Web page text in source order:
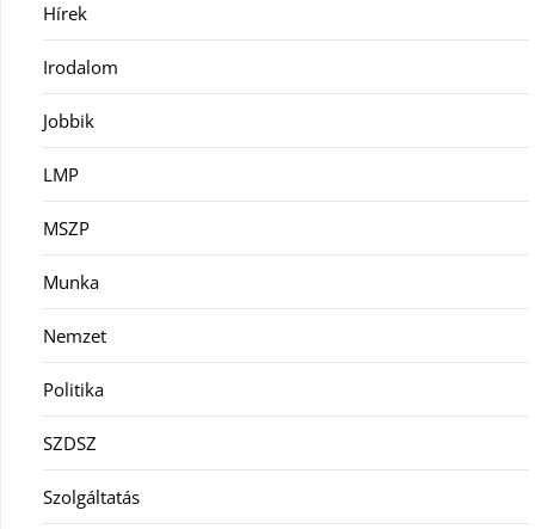
Hírek
Irodalom
Jobbik
LMP
MSZP
Munka
Nemzet
Politika
SZDSZ
Szolgáltatás